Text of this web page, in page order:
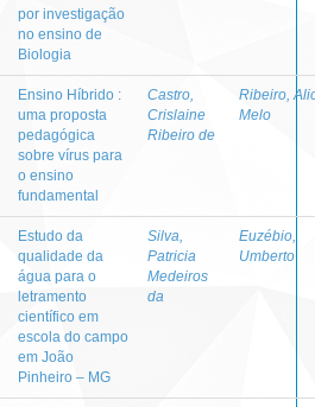
por investigação
no ensino de
Biologia
Ensino Híbrido :
uma proposta
pedagógica
sobre vírus para
o ensino
fundamental
Castro,
Crislaine
Ribeiro de
Ribeiro,
Melo
Estudo da
qualidade da
água para o
letramento
científico em
escola do campo
em João
Pinheiro – MG
Silva,
Patricia
Medeiros
da
Euzébio,
Umberto